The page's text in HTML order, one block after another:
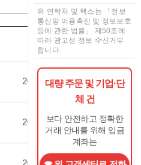
위 연락처 및 팩스는 「정보
통신망 이용촉진 및 정보보호
등에 관한 법률」 제50조에
따라 광고성 정보 수신거부
합니다.
대량 주문 및 기업·단
체 건
보다 안전하고 정확한
거래 안내를 위해 입금
계좌는
작성일 조회수
2021.09.28 483
2020.10.06 433
2020.07.08 509